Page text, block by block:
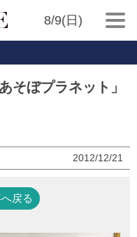
8/9(日)
そぼプラネット」
2012/12/21
戻る